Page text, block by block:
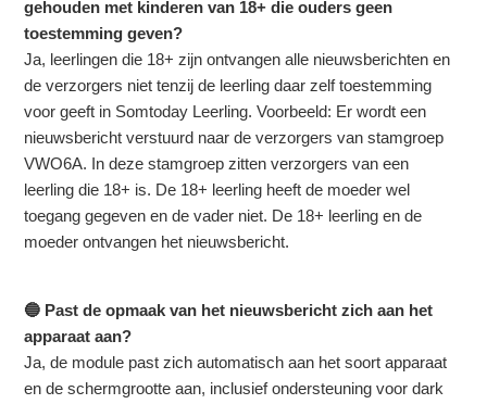
gehouden met kinderen van 18+ die ouders geen
toestemming geven?
Ja, leerlingen die 18+ zijn ontvangen alle nieuwsberichten en
de verzorgers niet tenzij de leerling daar zelf toestemming
voor geeft in Somtoday Leerling. Voorbeeld: Er wordt een
nieuwsbericht verstuurd naar de verzorgers van stamgroep
VWO6A. In deze stamgroep zitten verzorgers van een
leerling die 18+ is. De 18+ leerling heeft de moeder wel
toegang gegeven en de vader niet. De 18+ leerling en de
moeder ontvangen het nieuwsbericht.
🔵 Past de opmaak van het nieuwsbericht zich aan het
apparaat aan?
Ja, de module past zich automatisch aan het soort apparaat
en de schermgrootte aan, inclusief ondersteuning voor dark